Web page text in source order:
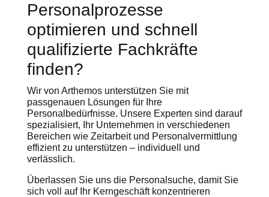
Personalprozesse
optimieren und schnell
qualifizierte Fachkräfte
finden?
Wir von Arthemos unterstützen Sie mit
passgenauen Lösungen für Ihre
Personalbedürfnisse. Unsere Experten sind darauf
spezialisiert, Ihr Unternehmen in verschiedenen
Bereichen wie Zeitarbeit und Personalvermittlung
effizient zu unterstützen – individuell und
verlässlich.
Überlassen Sie uns die Personalsuche, damit Sie
sich voll auf Ihr Kerngeschäft konzentrieren